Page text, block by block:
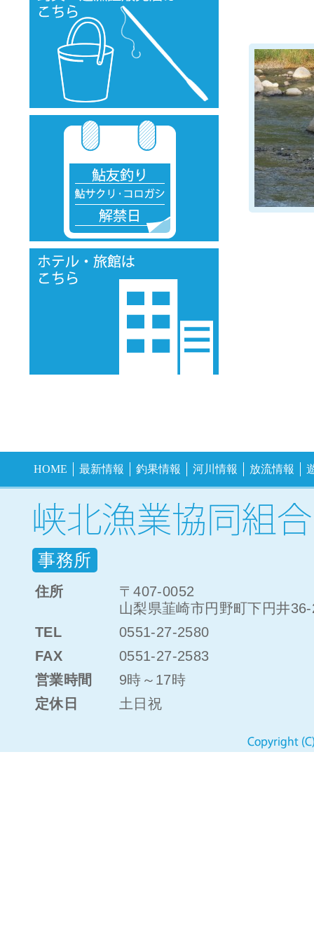
HOME 最新情報 釣果情報 河川情報 放流情報
事務所
住所
〒407-0052
山梨県韮崎市円野町下円井
TEL
0551-27-2580
FAX
0551-27-2583
営業時間
9時～17時
定休日
土日祝